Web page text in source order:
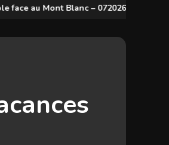
au Mont Blanc – 072026